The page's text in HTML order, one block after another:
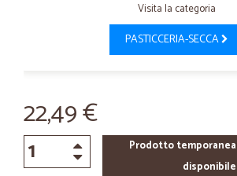
Visita la categoria
PASTICCERIA-SECCA
22,49 €
Prodotto
disponibile